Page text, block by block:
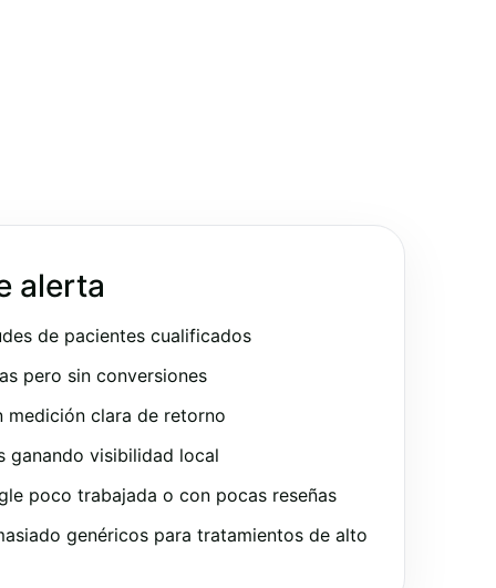
alerta
de pacientes cualificados
pero sin conversiones
medición clara de retorno
ganando visibilidad local
poco trabajada o con pocas reseñas
genéricos para tratamientos de alto